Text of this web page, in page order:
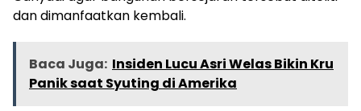
dan dimanfaatkan kembali.
Baca Juga: Insiden Lucu Asri Welas Bikin Kru
Panik saat Syuting di Amerika